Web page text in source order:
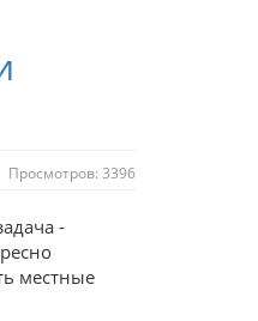
Просмотров: 3396
-
местные